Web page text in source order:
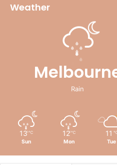
Weather
Rain
13 ℃
Sun
12 ℃
Mon
11
Tue